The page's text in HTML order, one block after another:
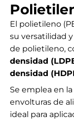
El polietileno
su versatilidad
de polietileno,
densidad
densidad
Se emplea en
envolturas de
ideal para